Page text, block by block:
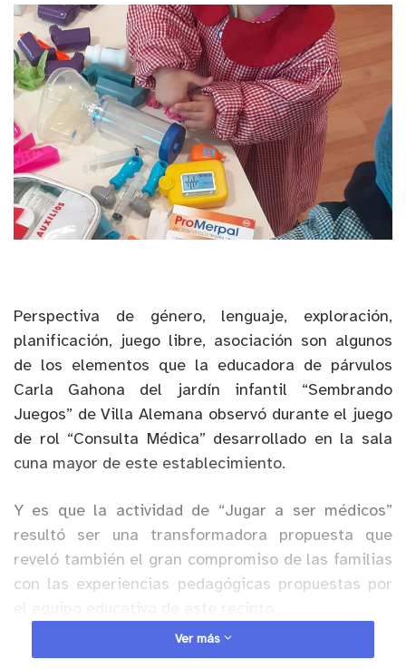
Perspectiva de género, lenguaje, exploración,
planificación, juego libre, asociación son algunos
de los elementos que la educadora de párvulos
Carla Gahona del jardín infantil “Sembrando
Juegos” de Villa Alemana observó durante el juego
de rol “Consulta Médica” desarrollado en la sala
cuna mayor de este establecimiento.
Y es que la actividad de “Jugar a ser médicos”
resultó ser una transformadora propuesta que
reveló también el gran compromiso de las familias
con las experiencias pedagógicas propuestas por
Anuncio Patrocinado
Ver más